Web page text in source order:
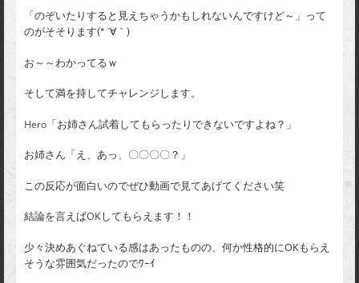
「のぞいたりすると見えちゃうかもしれないんですけど～」って
のがそそります(* ´∀｀)
お～～わかってるｗ
そして満を持してチャレンジします。
Hero「お姉さん試着してもらったりできないですよね？」
お姉さん「え、あっ、〇〇〇〇？」
この反応が面白いのでぜひ動画で見てあげてください笑
結論を言えばOKしてもらえます！！
少々決めあぐねている感はあったものの、何か性格的にOKもらえ
そうな雰囲気だったのでﾜｰｲ